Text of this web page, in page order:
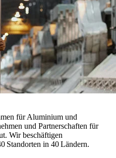
für Aluminium und
und Partnerschaften für
Wir beschäftigen
Standorten in 40 Ländern.